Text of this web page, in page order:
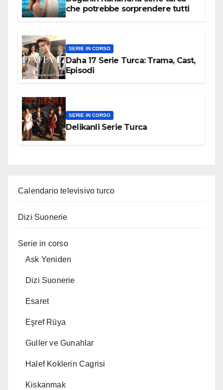
che potrebbe sorprendere tutti
SERIE IN CORSO
Daha 17 Serie Turca: Trama, Cast,
Episodi
SERIE IN CORSO
Delikanli Serie Turca
Calendario televisivo turco
Dizi Suonerie
Serie in corso
Ask Yeniden
Dizi Suonerie
Esaret
Eşref Rüya
Guller ve Gunahlar
Halef Koklerin Cagrisi
Kiskanmak